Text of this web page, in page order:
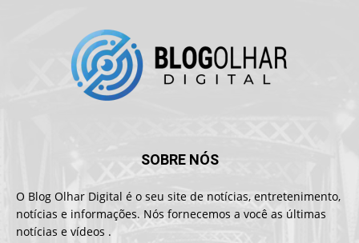
SOBRE NÓS
O Blog Olhar Digital é o seu site de notícias, entretenimento,
notícias e informações. Nós fornecemos a você as últimas
notícias e vídeos .